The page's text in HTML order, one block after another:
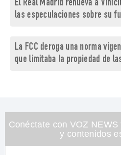
El Real Madrid renueva a
las especulaciones sobre su
La FCC deroga una norma
que limitaba la propiedad de
Conéctate con VOZ
y contenidos